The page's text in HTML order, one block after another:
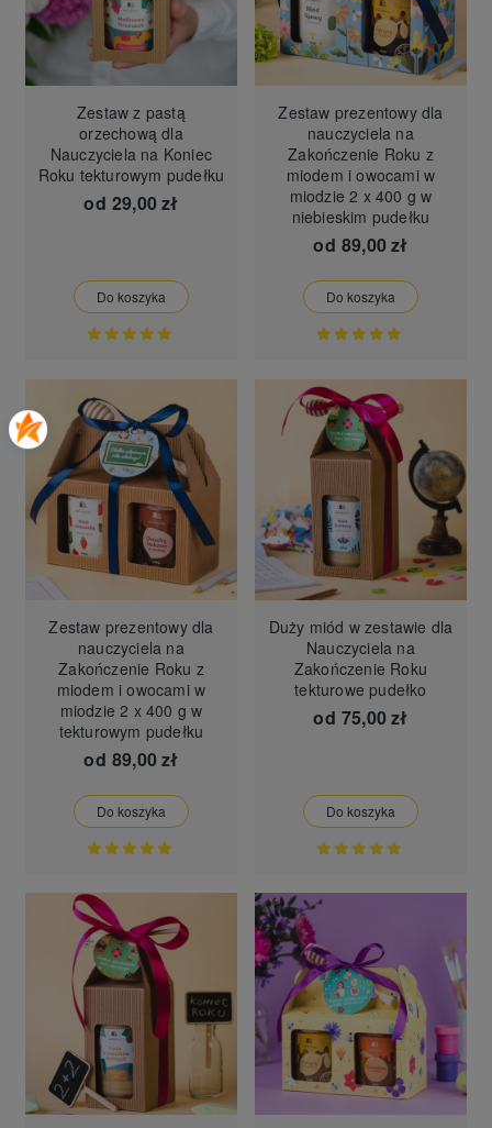
Zestaw z pastą
orzechową dla
Nauczyciela na Koniec
Roku tekturowym pudełku
od 29,00 zł
Do koszyka
Zestaw prezentowy dla
nauczyciela na
Zakończenie Roku z
miodem i owocami w
miodzie 2 x 400 g w
niebieskim pudełku
od 89,00 zł
Do koszyka
Zestaw prezentowy dla
nauczyciela na
Zakończenie Roku z
miodem i owocami w
miodzie 2 x 400 g w
tekturowym pudełku
od 89,00 zł
Do koszyka
Duży miód w zestawie dla
Nauczyciela na
Zakończenie Roku
tekturowe pudełko
od 75,00 zł
Do koszyka